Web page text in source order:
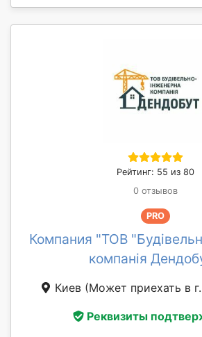
Рейтинг: 55 из 80
0 отзывов
PRO
Компания "ТОВ
компанія
Киев (Может приехать в
Реквизиты